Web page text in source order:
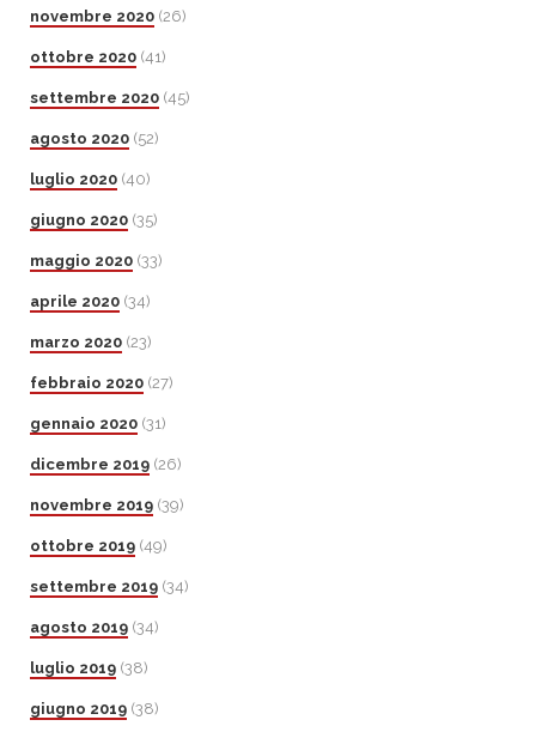
novembre 2020 (26)
ottobre 2020 (41)
settembre 2020 (45)
agosto 2020 (52)
luglio 2020 (40)
giugno 2020 (35)
maggio 2020 (33)
aprile 2020 (34)
marzo 2020 (23)
febbraio 2020 (27)
gennaio 2020 (31)
dicembre 2019 (26)
novembre 2019 (39)
ottobre 2019 (49)
settembre 2019 (34)
agosto 2019 (34)
luglio 2019 (38)
giugno 2019 (38)